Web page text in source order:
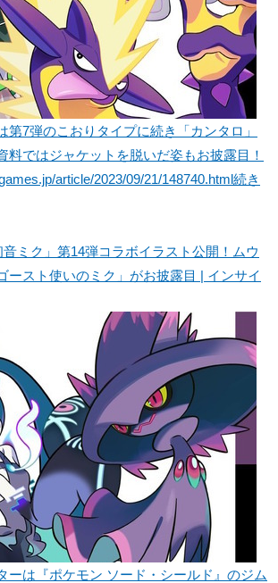
第7弾のこおりタイプに続き「カンタロ」
料ではジャケットを脱いだ姿もお披露目！
article/2023/09/21/148740.html続き
音ミク」第14弾コラボイラスト公開！ムウ
ースト使いのミク」がお披露目 | インサイ
ーは『ポケモン ソード・シールド』のジム